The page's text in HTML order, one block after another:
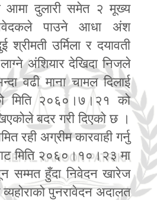
आमा दुलारी समेत २ मूख्य
पाउने आधा अंश
श्रीमती उर्मिला र दयावती
अंशियार देखिदा निजले
वढी माना चामल दिलाई
मिति २०६०।७।२१ को
बदर गरी दिएको छ ।
रही अग्रीम कारवाही गर्नु
मिति २०६०।१०।२३ मा
सम्मत हुँदा निवेदन खारेज
पुनरावेदन अदालत